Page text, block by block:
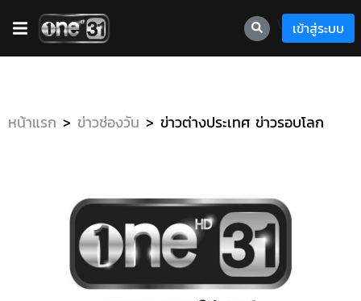
เข้าสู่ระบบ
หน้าแรก ข่าวช่องวัน ข่าวต่างประเทศ ข่าวรอบโลก